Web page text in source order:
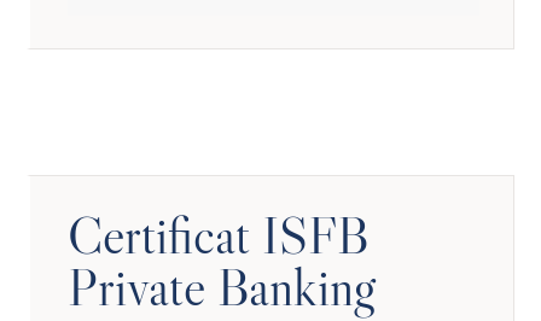
Certificat ISFB
Private Banking